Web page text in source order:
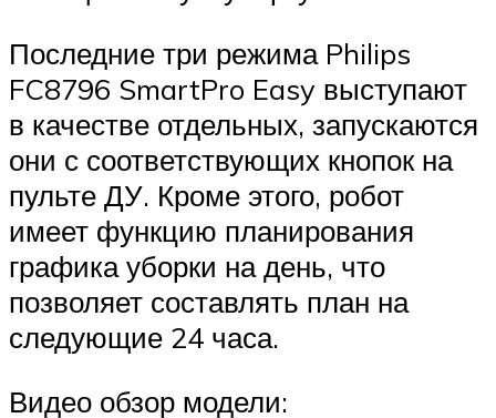
Последние три режима Philips
FC8796 SmartPro Easy выступают
в качестве отдельных, запускаются
они с соответствующих кнопок на
пульте ДУ. Кроме этого, робот
имеет функцию планирования
графика уборки на день, что
позволяет составлять план на
следующие 24 часа.
Видео обзор модели: